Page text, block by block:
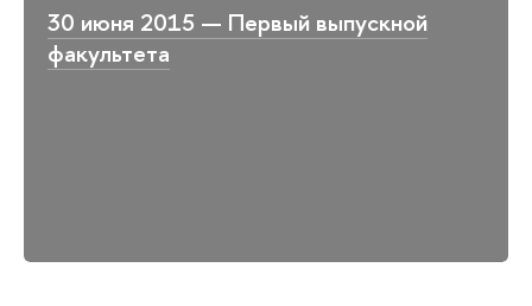
30 июня 2015 — Первый выпускной
факультета